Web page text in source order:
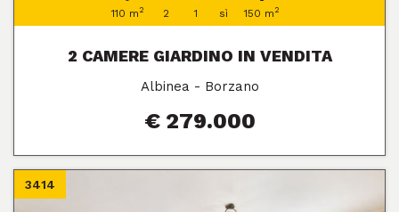
110 m 2 2 1 sì 150 m 2
2 CAMERE GIARDINO IN VENDITA
Albinea - Borzano
€ 279.000
3414